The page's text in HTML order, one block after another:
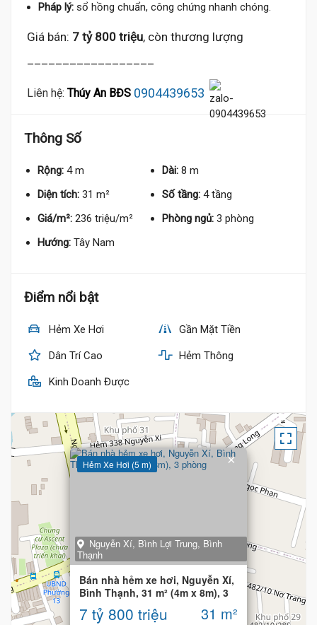
Pháp lý: sổ hồng chuẩn, công chứng nhanh chóng.
Giá bán: 7 tỷ 800 triệu, còn thương lượng
Liên hệ: Thúy An BĐS 0904439653
Thông Số
Rộng: 4 m Dài: 8 m
Diện tích: 31 m² Số tầng: 4 tầng
Giá/m²: 236 triệu/m² Phòng ngủ: 3 phòng
Hướng: Tây Nam
Điểm nổi bật
Hẻm Xe Hơi Gần Mặt Tiền
Dân Trí Cao Hẻm Thông
Kinh Doanh Được
Hẻm Xe Hơi (5 m)
Nguyễn Xí, Bình Lợi Trung, Bình
Thạnh
Bán nhà hẻm xe hơi, Nguyễn Xí,
Bình Thạnh, 31 m² (4m x 8m), 3
phòng
7 tỷ 800 triệu 31 m²
×